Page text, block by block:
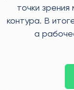
точки зрения
контура. В
а